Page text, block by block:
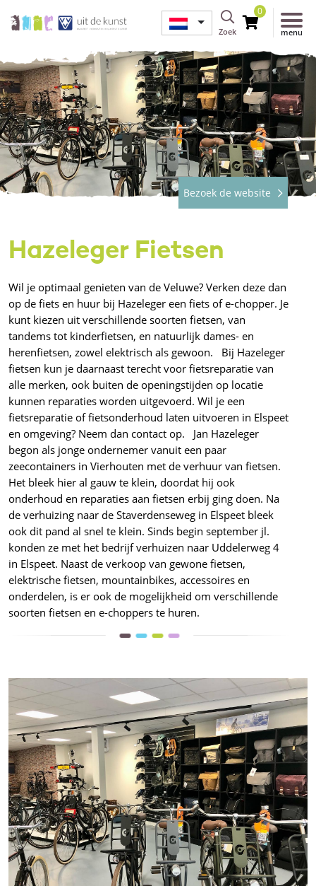
Zoek
0
menu
Bezoek de website
Hazeleger Fietsen
Wil je optimaal genieten van de Veluwe? Verken deze dan
op de fiets en huur bij Hazeleger een fiets of e-chopper. Je
kunt kiezen uit verschillende soorten fietsen, van
tandems tot kinderfietsen, en natuurlijk dames- en
herenfietsen, zowel elektrisch als gewoon. Bij Hazeleger
fietsen kun je daarnaast terecht voor fietsreparatie van
alle merken, ook buiten de openingstijden op locatie
kunnen reparaties worden uitgevoerd. Wil je een
fietsreparatie of fietsonderhoud laten uitvoeren in Elspeet
en omgeving? Neem dan contact op. Jan Hazeleger
begon als jonge ondernemer vanuit een paar
zeecontainers in Vierhouten met de verhuur van fietsen.
Het bleek hier al gauw te klein, doordat hij ook
onderhoud en reparaties aan fietsen erbij ging doen. Na
de verhuizing naar de Staverdenseweg in Elspeet bleek
ook dit pand al snel te klein. Sinds begin september jl.
konden ze met het bedrijf verhuizen naar Uddelerweg 4
in Elspeet. Naast de verkoop van gewone fietsen,
elektrische fietsen, mountainbikes, accessoires en
onderdelen, is er ook de mogelijkheid om verschillende
soorten fietsen en e-choppers te huren.